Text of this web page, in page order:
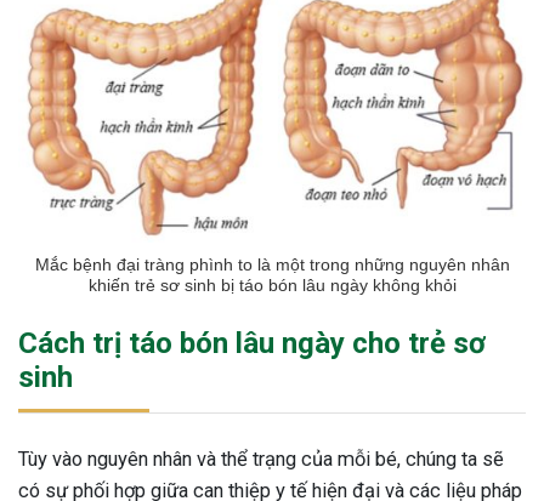
Mắc bệnh đại tràng phình to là một trong những nguyên nhân
khiến trẻ sơ sinh bị táo bón lâu ngày không khỏi
Cách trị táo bón lâu ngày cho trẻ sơ
sinh
Tùy vào nguyên nhân và thể trạng của mỗi bé, chúng ta sẽ
có sự phối hợp giữa can thiệp y tế hiện đại và các liệu pháp